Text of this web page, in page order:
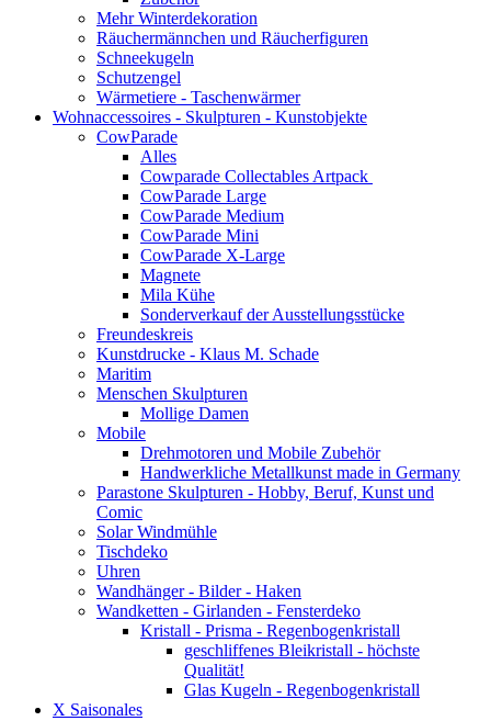
Mehr Winterdekoration
Räuchermännchen und Räucherfiguren
Schneekugeln
Schutzengel
Wärmetiere - Taschenwärmer
Wohnaccessoires - Skulpturen - Kunstobjekte
CowParade
Alles
Cowparade Collectables Artpack
CowParade Large
CowParade Medium
CowParade Mini
CowParade X-Large
Magnete
Mila Kühe
Sonderverkauf der Ausstellungsstücke
Freundeskreis
Kunstdrucke - Klaus M. Schade
Maritim
Menschen Skulpturen
Mollige Damen
Mobile
Drehmotoren und Mobile Zubehör
Handwerkliche Metallkunst made in Germany
Parastone Skulpturen - Hobby, Beruf, Kunst und
Comic
Solar Windmühle
Tischdeko
Uhren
Wandhänger - Bilder - Haken
Wandketten - Girlanden - Fensterdeko
Kristall - Prisma - Regenbogenkristall
geschliffenes Bleikristall - höchste
Qualität!
Glas Kugeln - Regenbogenkristall
X Saisonales